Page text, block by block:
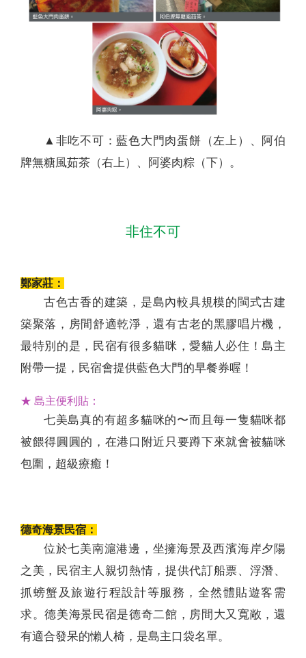
▲非吃不可：藍色大門肉蛋餅（左上）、阿伯
牌無糖風茹茶（右上）、阿婆肉粽（下）。
非住不可
鄭家莊：
古色古香的建築，是島內較具規模的閩式古建
築聚落，房間舒適乾淨，還有古老的黑膠唱片機，
最特別的是，民宿有很多貓咪，愛貓人必住！島主
附帶一提，民宿會提供藍色大門的早餐券喔！
★ 島主便利貼：
七美島真的有超多貓咪的〜而且每一隻貓咪都
被餵得圓圓的，在港口附近只要蹲下來就會被貓咪
包圍，超級療癒！
德奇海景民宿：
位於七美南滬港邊，坐擁海景及西濱海岸夕陽
之美，民宿主人親切熱情，提供代訂船票、浮潛、
抓螃蟹及旅遊行程設計等服務，全然體貼遊客需
求。德美海景民宿是德奇二館，房間大又寬敞，還
有適合發呆的懶人椅，是島主口袋名單。